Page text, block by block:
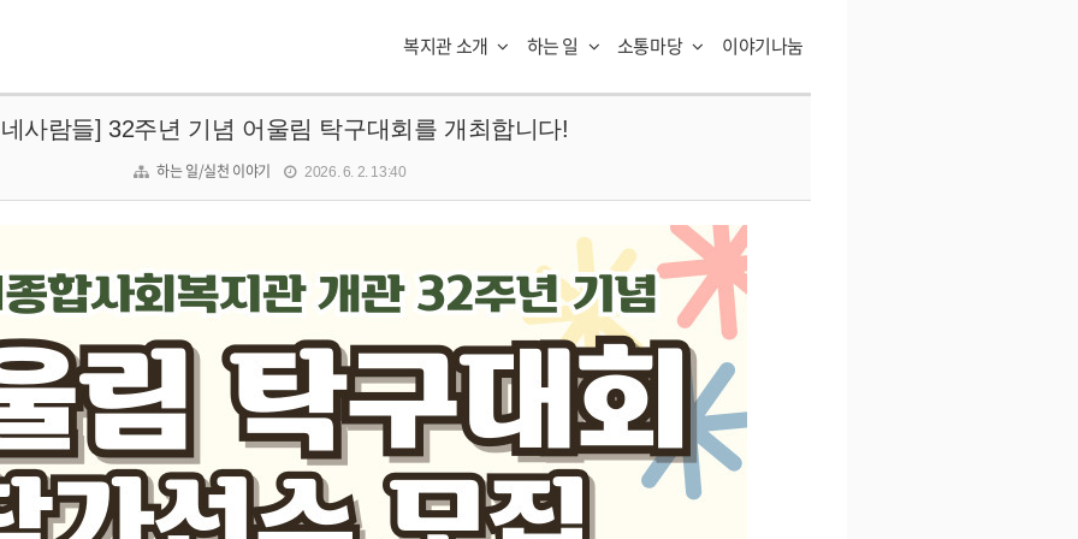
복지관 소개 하는 일 소통마당 이야기나눔
사람들] 32주년 기념 어울림 탁구대회를 개최합니다!
하는 일/실천 이야기 2026. 6. 2. 13:40